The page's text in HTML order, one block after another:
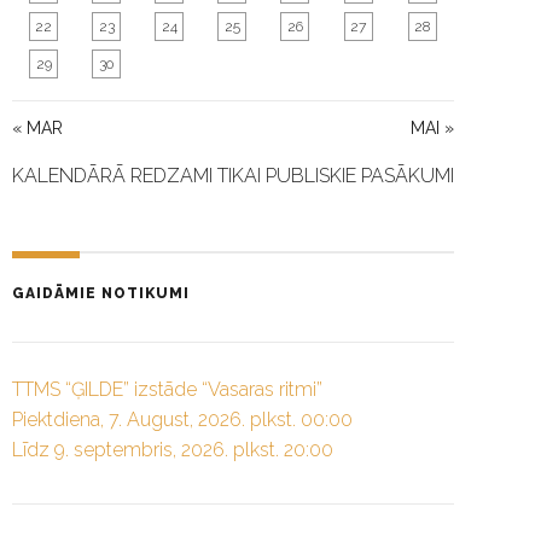
« MAR MAI »
22 23 24 25 26 27 28
29 30
KALENDĀRĀ REDZAMI TIKAI PUBLISKIE PASĀKUMI
GAIDĀMIE NOTIKUMI
TTMS “ĢILDE” izstāde “Vasaras ritmi”
Piektdiena, 7. August, 2026. plkst. 00:00
Līdz 9. septembris, 2026. plkst. 20:00